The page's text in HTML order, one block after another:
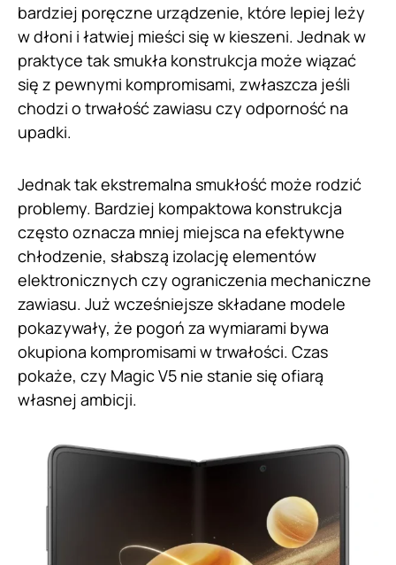
bardziej poręczne urządzenie, które lepiej leży
w dłoni i łatwiej mieści się w kieszeni. Jednak w
praktyce tak smukła konstrukcja może wiązać
się z pewnymi kompromisami, zwłaszcza jeśli
chodzi o trwałość zawiasu czy odporność na
upadki.
Jednak tak ekstremalna smukłość może rodzić
problemy. Bardziej kompaktowa konstrukcja
często oznacza mniej miejsca na efektywne
chłodzenie, słabszą izolację elementów
elektronicznych czy ograniczenia mechaniczne
zawiasu. Już wcześniejsze składane modele
pokazywały, że pogoń za wymiarami bywa
okupiona kompromisami w trwałości. Czas
pokaże, czy Magic V5 nie stanie się ofiarą
własnej ambicji.